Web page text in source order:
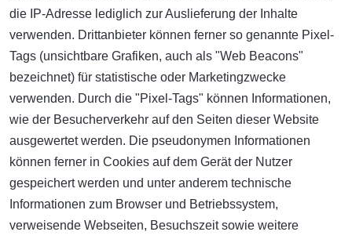
die IP-Adresse lediglich zur Auslieferung der Inhalte
verwenden. Drittanbieter können ferner so genannte Pixel-
Tags (unsichtbare Grafiken, auch als "Web Beacons"
bezeichnet) für statistische oder Marketingzwecke
verwenden. Durch die "Pixel-Tags" können Informationen,
wie der Besucherverkehr auf den Seiten dieser Website
ausgewertet werden. Die pseudonymen Informationen
können ferner in Cookies auf dem Gerät der Nutzer
gespeichert werden und unter anderem technische
Informationen zum Browser und Betriebssystem,
verweisende Webseiten, Besuchszeit sowie weitere